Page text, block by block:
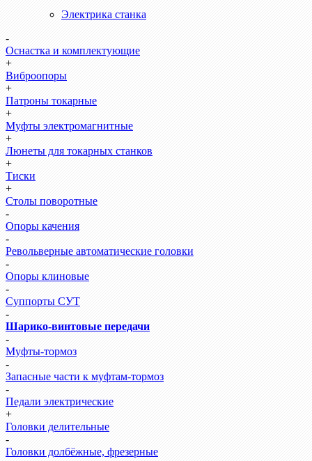
Электрика станка
-
Оснастка и комплектующие
+
Виброопоры
+
Патроны токарные
+
Муфты электромагнитные
+
Люнеты для токарных станков
+
Тиски
+
Столы поворотные
-
Опоры качения
-
Револьверные автоматические головки
-
Опоры клиновые
-
Суппорты СУТ
-
Шарико-винтовые передачи
-
Муфты-тормоз
-
Запасные части к муфтам-тормоз
-
Педали электрические
+
Головки делительные
-
Головки долбёжные, фрезерные